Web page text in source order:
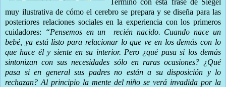
muy ilustrativa de cómo el cerebro se prepara y se diseña para las
posteriores relaciones sociales en la experiencia con los primeros
cuidadores:
“Pensemos en un
recién nacido. Cuando nace un
bebé, ya está listo para relacionar lo que ve en los demás con lo
que hace él y siente en su interior. Pero ¿qué pasa si los demás
sintonizan con sus necesidades sólo en raras ocasiones? ¿Qué
pasa si en general sus padres no están a su disposición y lo
rechazan? Al principio la mente del niño se verá invadida por la